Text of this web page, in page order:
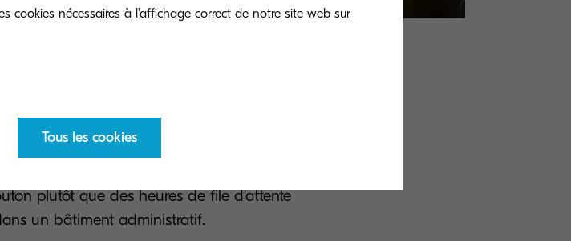
plus simple pour toutes les parties
tête annuel est supprimé, et pour les
plutôt que des heures de file d'attente
un bâtiment administratif.
cookies nécessaires à l'affichage correct de notre site web sur
Tous les cookies